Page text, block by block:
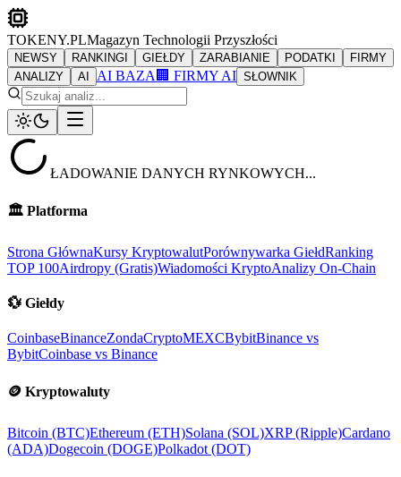
TOKENY.PLMagazyn Technologii Przyszłości
NEWSY RANKINGI GIEŁDY ZARABIANIE PODATKI
FIRMY
ANALIZY
AI AI BAZA 🏢 FIRMY AI SŁOWNIK
ŁADOWANIE DANYCH RYNKOWYCH...
🏛️ Platforma
Strona GłównaKursy KryptowalutPorównywarka GiełdRanking
TOP 100Airdropy (Gratis)Wiadomości KryptoAnalizy On-Chain
💱 Giełdy
CoinbaseBinanceZondaCryptoMEXCBybitBinance vs
BybitCoinbase vs Binance
🪙 Kryptowaluty
Bitcoin (BTC)Ethereum (ETH)Solana (SOL)XRP (Ripple)Cardano
(ADA)Dogecoin (DOGE)Polkadot (DOT)